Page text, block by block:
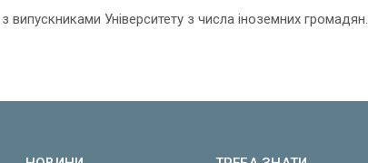
з випускниками Університету з числа іноземних громадян.